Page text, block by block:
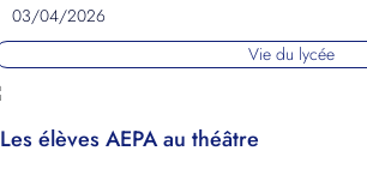
03/04/2026
Vie du lycée
Les élèves AEPA au théâtre